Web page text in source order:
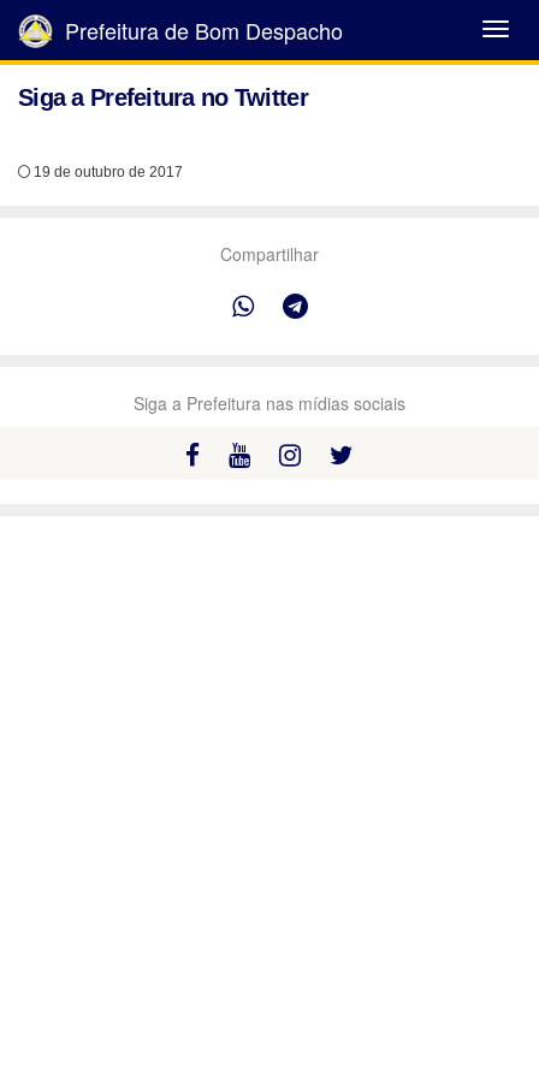
Abrir
Menu
Prefeitura de Bom Despacho
Siga a Prefeitura no Twitter
19 de outubro de 2017
Compartilhar
Siga a Prefeitura nas mídias sociais